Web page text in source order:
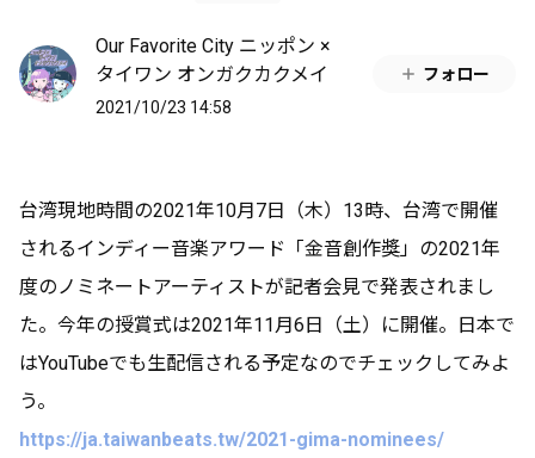
Our Favorite City ニッポン ×
タイワン オンガクカクメイ
2021/10/23 14:58
フォロー
台湾現地時間の2021年10月7日（木）13時、台湾で開催
されるインディー音楽アワード「金音創作獎」の2021年
度のノミネートアーティストが記者会見で発表されまし
た。今年の授賞式は2021年11月6日（土）に開催。日本で
はYouTubeでも生配信される予定なのでチェックしてみよ
う。
https://ja.taiwanbeats.tw/2021-gima-nominees/